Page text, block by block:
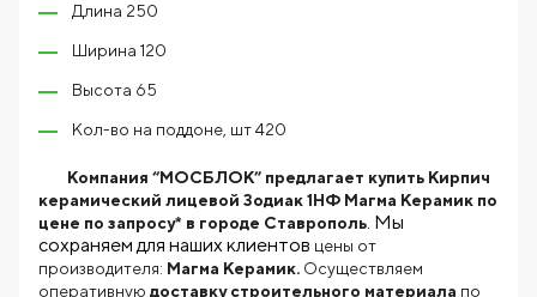
Длина 250
Ширина 120
Высота 65
Кол-во на поддоне, шт 420
Компания “МОСБЛОК” предлагает купить Кирпич
керамический лицевой Зодиак 1НФ Магма Керамик по
цене по запросу* в городе Ставрополь. Мы
сохраняем для наших клиентов цены от
производителя: Магма Керамик. Осуществляем
оперативную доставку строительного материала по